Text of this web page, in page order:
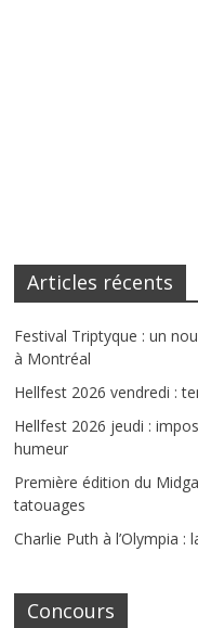
Articles récents
Festival Triptyque : un
à Montréal
Hellfest 2026 vendredi :
Hellfest 2026 jeudi :
humeur
Première édition du
tatouages
Charlie Puth à l’Olympia
Concours